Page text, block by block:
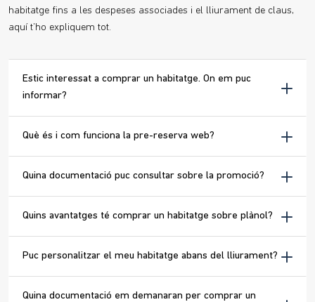
habitatge fins a les despeses associades i el lliurament de claus,
aquí t’ho expliquem tot.
Estic interessat a comprar un habitatge. On em puc
informar?
Què és i com funciona la pre-reserva web?
Quina documentació puc consultar sobre la promoció?
Quins avantatges té comprar un habitatge sobre plànol?
Puc personalitzar el meu habitatge abans del lliurament?
Quina documentació em demanaran per comprar un